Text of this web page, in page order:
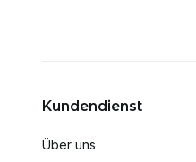
Kundendienst
Über uns